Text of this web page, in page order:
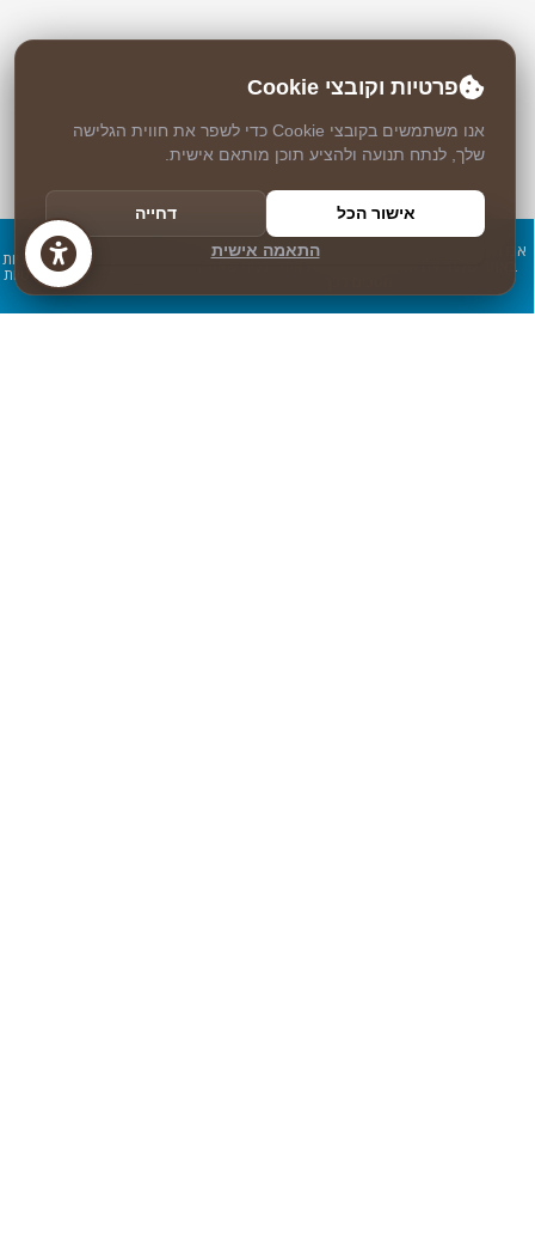
פרטיות וקובצי Cookie
אנו משתמשים בקובצי Cookie כדי לשפר את חווית הגלישה
שלך, לנתח תנועה ולהציע תוכן מותאם אישית.
אישור הכל
דחייה
התאמה אישית
אנו משתמשים בעוגיות כדי להבטיח חוויית שימוש מיטבית
באתר שלנו. אם תמשיך להשתמש באתר, נניח שאתה מדיניות
פרטיות